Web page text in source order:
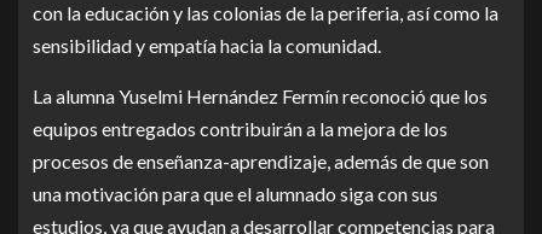
con la educación y las colonias de la periferia, así como la
sensibilidad y empatía hacia la comunidad.
La alumna Yuselmi Hernández Fermín reconoció que los
equipos entregados contribuirán a la mejora de los
procesos de enseñanza-aprendizaje, además de que son
una motivación para que el alumnado siga con sus
estudios, ya que ayudan a desarrollar competencias para